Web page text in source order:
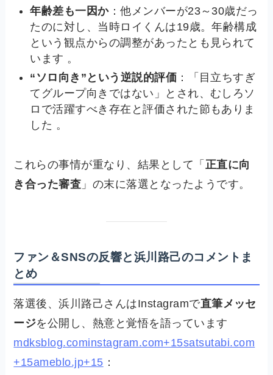
年齢差も一因か：他メンバーが23～30歳だっ
たのに対し、当時ロイくんは19歳。年齢構成
という観点からの調整があったとも見られて
います 。
“ソロ向き”という逆説的評価 ：「目立ちすぎ
てグループ向きではない」とされ、むしろソ
ロで活躍すべき存在と評価された節もありま
した 。
これらの事情が重なり、結果として「 正直に向
き合った審査 」の末に落選となったようです。
ファン＆SNSの反響と浜川路己のコメントま
とめ
落選後、浜川路己さんはInstagramで直筆メッセ
ージを公開し、熱意と覚悟を語っています
mdksblog.cominstagram.com+15satsutabi.com
+15ameblo.jp+15 ：